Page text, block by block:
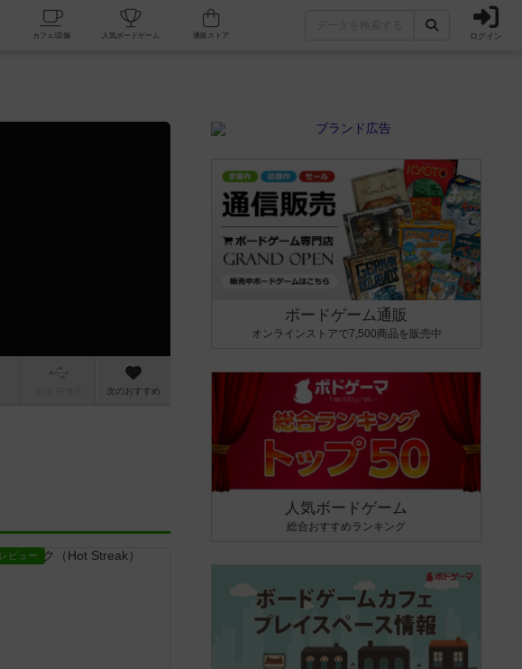
掲示板一覧 カフェ/店舗 人気ボードゲーム ログイン
次のおすすめ
レビュー
ボードゲーム通販
オンラインストアで7,500商品を販売中
人気ボードゲーム
総合おすすめランキング